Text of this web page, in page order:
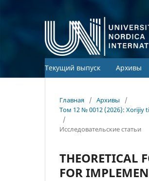
Текущий выпуск Архивы
Главная / Архивы
/
Том 12 № 0012 (2026): Xorijiy
/
Исследовательские статьи
THEORETICAL
FOR